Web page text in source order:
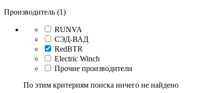
Производитель (1)
RUNVA
СЭД-ВАД
RedBTR
Electric Winch
Прочие производители
По этим критериям поиска ничего не найдено